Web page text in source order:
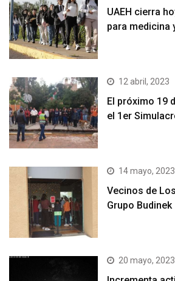
UAEH cierra
para medicina
12 abril, 2023
El próximo 19
el 1er
14 mayo, 2023
Vecinos de
Grupo Budinek
20 mayo, 2023